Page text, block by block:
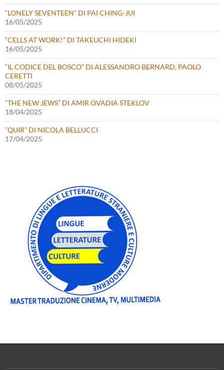
“LONELY SEVENTEEN” DI PAI CHING-JUI
16/05/2025
“CELLS AT WORK!” DI TAKEUCHI HIDEKI
16/05/2025
“IL CODICE DEL BOSCO” DI ALESSANDRO BERNARD, PAOLO
CERETTI
08/05/2025
“THE NEW JEWS” DI AMIR OVADIA STEKLOV
18/04/2025
“QUIR” DI NICOLA BELLUCCI
17/04/2025